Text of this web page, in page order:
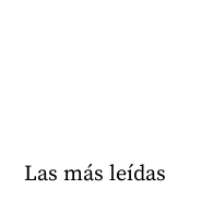
Las más leídas